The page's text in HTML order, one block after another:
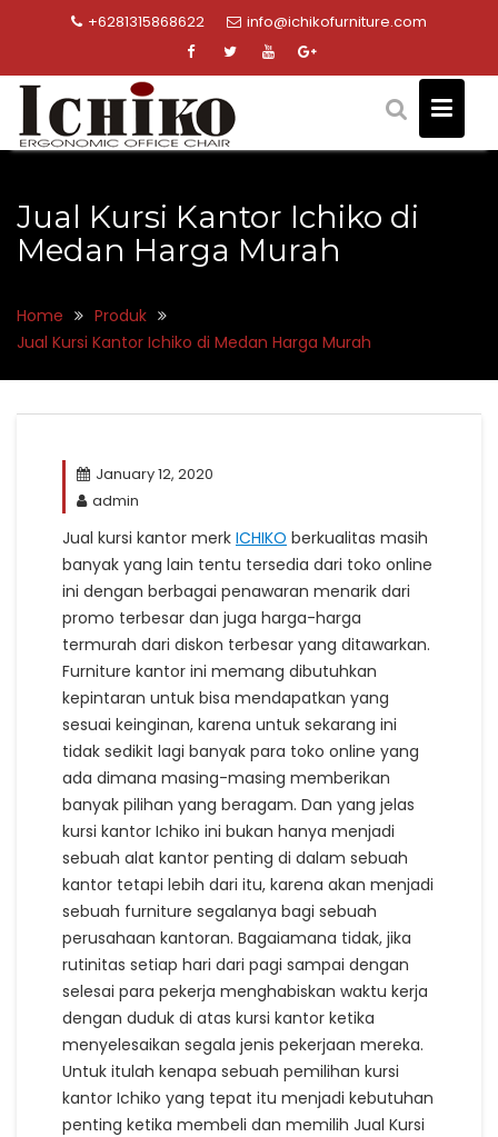
+6281315868622 info@ichikofurniture.com
Jual Kursi Kantor Ichiko di
Medan Harga Murah
Home
Produk
Jual Kursi Kantor Ichiko di Medan Harga Murah
January 12, 2020
admin
Jual kursi kantor merk ICHIKO berkualitas masih
banyak yang lain tentu tersedia dari toko online
ini dengan berbagai penawaran menarik dari
promo terbesar dan juga harga-harga
termurah dari diskon terbesar yang ditawarkan.
Furniture kantor ini memang dibutuhkan
kepintaran untuk bisa mendapatkan yang
sesuai keinginan, karena untuk sekarang ini
tidak sedikit lagi banyak para toko online yang
ada dimana masing-masing memberikan
banyak pilihan yang beragam. Dan yang jelas
kursi kantor Ichiko ini bukan hanya menjadi
sebuah alat kantor penting di dalam sebuah
kantor tetapi lebih dari itu, karena akan menjadi
sebuah furniture segalanya bagi sebuah
perusahaan kantoran. Bagaiamana tidak, jika
rutinitas setiap hari dari pagi sampai dengan
selesai para pekerja menghabiskan waktu kerja
dengan duduk di atas kursi kantor ketika
menyelesaikan segala jenis pekerjaan mereka.
Untuk itulah kenapa sebuah pemilihan kursi
kantor Ichiko yang tepat itu menjadi kebutuhan
penting ketika membeli dan memilih Jual Kursi